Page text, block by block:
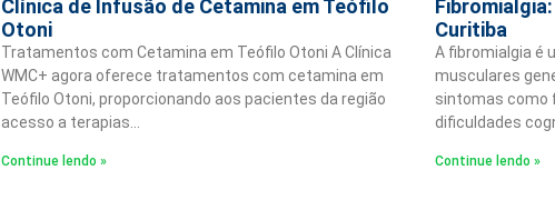
Clínica de Infusão de Cetamina em Teófilo
Otoni
Tratamentos com Cetamina em Teófilo Otoni A Clínica
WMC+ agora oferece tratamentos com cetamina em
Teófilo Otoni, proporcionando aos pacientes da região
acesso a terapias…
Continue lendo »
Curitiba
A fibromialgia é
musculares
sintomas como
dificuldades
Continue lendo »